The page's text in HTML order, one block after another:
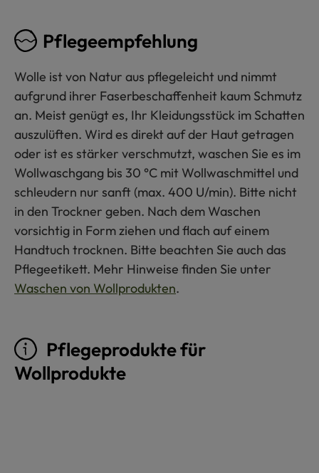
Pflegeempfehlung
Wolle ist von Natur aus pflegeleicht und nimmt
aufgrund ihrer Faserbeschaffenheit kaum Schmutz
an. Meist genügt es, Ihr Kleidungsstück im Schatten
auszulüften. Wird es direkt auf der Haut getragen
oder ist es stärker verschmutzt, waschen Sie es im
Wollwaschgang bis 30 °C mit Wollwaschmittel und
schleudern nur sanft (max. 400 U/min). Bitte nicht
in den Trockner geben. Nach dem Waschen
vorsichtig in Form ziehen und flach auf einem
Handtuch trocknen. Bitte beachten Sie auch das
Pflegeetikett. Mehr Hinweise finden Sie unter
Waschen von Wollprodukten.
Pflegeprodukte für
Wollprodukte